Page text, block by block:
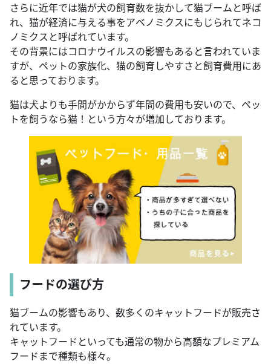
さらに近年では猫が犬の飼育数を抜かして猫ブームと呼ば
れ、猫が経済に与える事をアベノミクスにもじられてネコ
ノミクスと呼ばれています。
その背景にはコロナウイルスの影響もあると言われていま
すが、ペットの家族化、猫の飼育しやすさと飼育費用にあ
ると思っております。
猫は犬よりも手間がかからず年間の費用も安いので、ペッ
トを飼うなら猫！という方々が増加しております。
フードの選び方
猫ブームの影響もあり、数多くのキャットフードが販売さ
れています。
キャットフードといっても通常の物から高額なプレミアム
フードまで種類も様々。